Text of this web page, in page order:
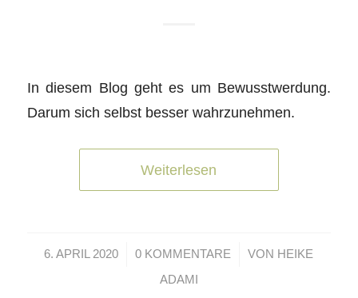
In diesem Blog geht es um Bewusstwerdung.
Darum sich selbst besser wahrzunehmen.
Weiterlesen
6. APRIL 2020
/ 0 KOMMENTARE
/ VON HEIKE
ADAMI